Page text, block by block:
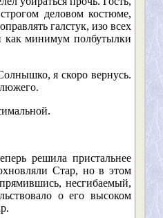
деловом костюме,
галстук, изо всех
как минимум полбутылки
я скоро вернусь.
решила пристальнее
Стар, но в этом
несгибаемый,
о его высоком